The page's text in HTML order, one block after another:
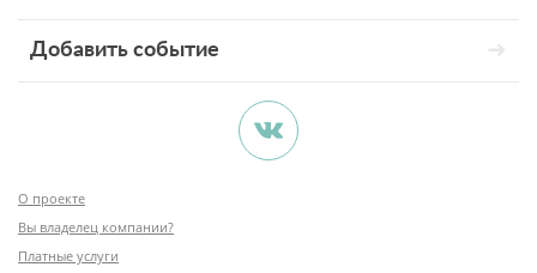
Добавить событие
О проекте
Вы владелец компании?
Платные услуги